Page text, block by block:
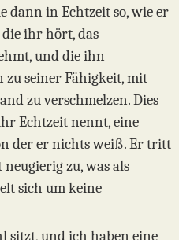
dann in Echtzeit so, wie er
die ihr hört, das
und die ihn
zu seiner Fähigkeit, mit
zu verschmelzen. Dies
Echtzeit nennt, eine
der er nichts weiß. Er tritt
zu, was als
sich um keine
sitzt, und ich haben eine